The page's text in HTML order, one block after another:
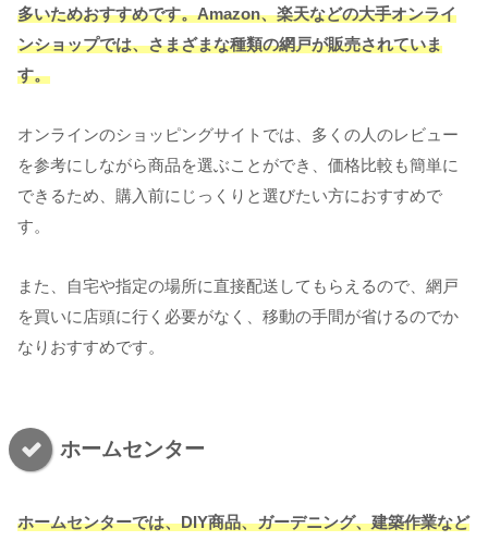
多いためおすすめです。Amazon、楽天などの大手オンライ
ンショップでは、さまざまな種類の網戸が販売されていま
す。
オンラインのショッピングサイトでは、多くの人のレビュー
を参考にしながら商品を選ぶことができ、価格比較も簡単に
できるため、購入前にじっくりと選びたい方におすすめで
す。
また、自宅や指定の場所に直接配送してもらえるので、網戸
を買いに店頭に行く必要がなく、移動の手間が省けるのでか
なりおすすめです。
ホームセンター
ホームセンターでは、DIY商品、ガーデニング、建築作業など